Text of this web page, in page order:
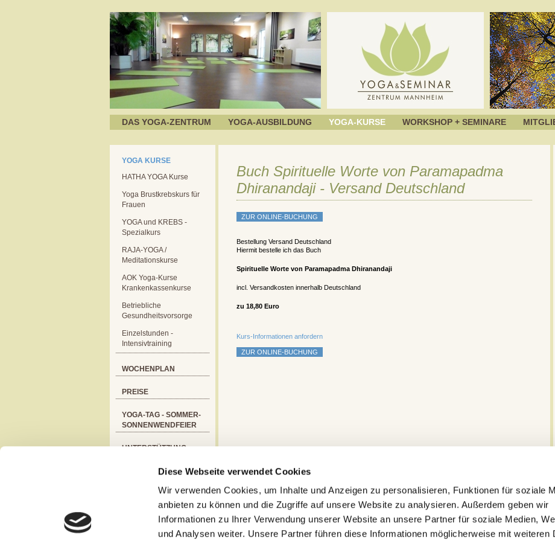
Diese Webseite verwendet Cookies
Wir verwenden Cookies, um Inhalte und Anzeigen zu personalisieren, Funktionen für soziale
anbieten zu können und die Zugriffe auf unsere Website zu analysieren. Außerdem geben wir
Informationen zu Ihrer Verwendung unserer Website an unsere Partner für soziale Medien,
und Analysen weiter. Unsere Partner führen diese Informationen möglicherweise mit weiteren
DAS YOGA-ZENTRUM YOGA-AUSBILDUNG YOGA-KURSE WORKSHOP + SEMINARE
YOGA KURSE
HATHA YOGA Kurse
Yoga Brustkrebskurs für
Frauen
YOGA und KREBS -
Spezialkurs
RAJA-YOGA /
Meditationskurse
AOK Yoga-Kurse
Krankenkassenkurse
Betriebliche
Gesundheitsvorsorge
Einzelstunden -
Intensivtraining
WOCHENPLAN
PREISE
YOGA-TAG - SOMMER-
SONNENWENDFEIER
UNTERSTÜTZUNG
ALLGEMEINE
INFORMATIONEN
GESCHENK-
Buch Spirituelle Worte von Paramapadma
Dhiranandaji - Versand Deutschland
Bestellung Versand Deutschland
Hiermit bestelle ich das Buch
Spirituelle Worte von Paramapadma Dhiranandaji
incl. Versandkosten innerhalb Deutschland
zu 18,80 Euro
Kurs-Informationen anfordern